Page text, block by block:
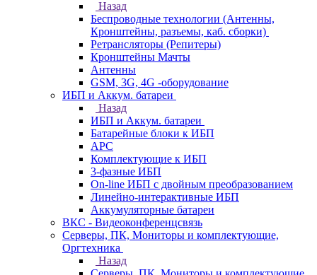
Назад
Беспроводные технологии (Антенны,
Кронштейны, разъемы, каб. сборки)
Ретрансляторы (Репитеры)
Кронштейны Мачты
Антенны
GSM, 3G, 4G -оборудование
ИБП и Аккум. батареи
Назад
ИБП и Аккум. батареи
Батарейные блоки к ИБП
APC
Комплектующие к ИБП
3-фазные ИБП
On-line ИБП с двойным преобразованием
Линейно-интерактивные ИБП
Аккумуляторные батареи
ВКС - Видеоконференцсвязь
Серверы, ПК, Мониторы и комплектующие,
Оргтехника
Назад